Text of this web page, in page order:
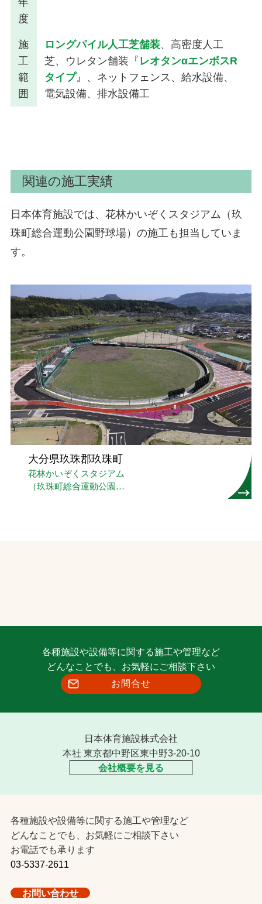
年
度
施
工
範
囲
ロングパイル人工芝舗装、高密度人工
芝、ウレタン舗装『 レオタンαエンボスR
タイプ』、ネットフェンス、給水設備、
電気設備、排水設備工
関連の施工実績
日本体育施設では、花林かいぞくスタジアム（玖
珠町総合運動公園野球場）の施工 も担当していま
す。
大分県玖珠郡玖珠町
花林かいぞくスタジアム
（玖珠町総合運動公園
各種施設や設備等に関する施工や管理など
どんなことでも、お気軽にご相談下さい
お問合せ
日本体育施設株式会社
本社 東京都中野区東中野3-20-10
会社概要を見る
各種施設や設備等に関する施工や管理など
どんなことでも、お気軽にご相談下さい
お電話でも承ります
03-5337-2611
お問い合わせ